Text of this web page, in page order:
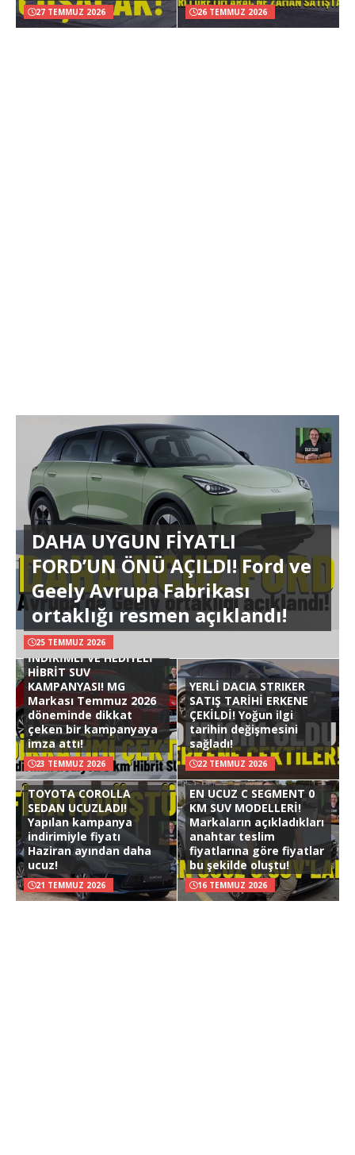
27 TEMMUZ 2026 26 TEMMUZ 2026
DAHA UYGUN FİYATLI
FORD’UN ÖNÜ AÇILDI! Ford ve
Geely Avrupa Fabrikası
ortaklığı resmen açıklandı!
25 TEMMUZ 2026
İNDİRİMLİ VE HEDİYELİ
HİBRİT SUV
KAMPANYASI! MG
Markası Temmuz 2026
döneminde dikkat
çeken bir kampanyaya
imza attı!
23 TEMMUZ 2026
YERLİ DACIA STRIKER
SATIŞ TARİHİ ERKENE
ÇEKİLDİ! Yoğun ilgi
tarihin değişmesini
sağladı!
22 TEMMUZ 2026
TOYOTA COROLLA
SEDAN UCUZLADI!
Yapılan kampanya
indirimiyle fiyatı
Haziran ayından daha
ucuz!
21 TEMMUZ 2026
EN UCUZ C SEGMENT 0
KM SUV MODELLERİ!
Markaların açıkladıkları
anahtar teslim
fiyatlarına göre fiyatlar
bu şekilde oluştu!
16 TEMMUZ 2026